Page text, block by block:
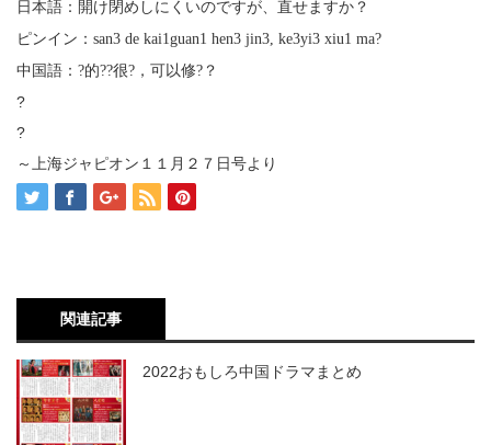
日本語：開け閉めしにくいのですが、直せますか？
ピンイン：san3 de kai1guan1 hen3 jin3, ke3yi3 xiu1 ma?
中国語：?的??很?，可以修?？
?
?
～上海ジャピオン１１月２７日号より
関連記事
2022おもしろ中国ドラマまとめ